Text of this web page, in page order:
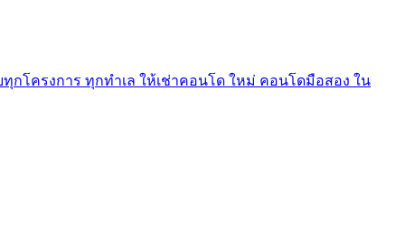
โครงการ ทุกทำเล ให้เช่าคอนโด ใหม่ คอนโดมือสอง ใน